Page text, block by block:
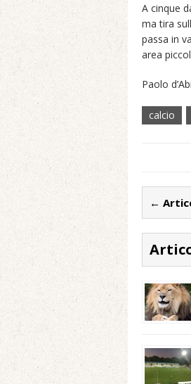
A cinque
ma tira
passa in
area
Paolo
calcio
←